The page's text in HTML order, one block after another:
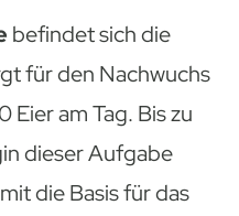
befindet sich die
für den Nachwuchs
Eier am Tag. Bis zu
dieser Aufgabe
die Basis für das